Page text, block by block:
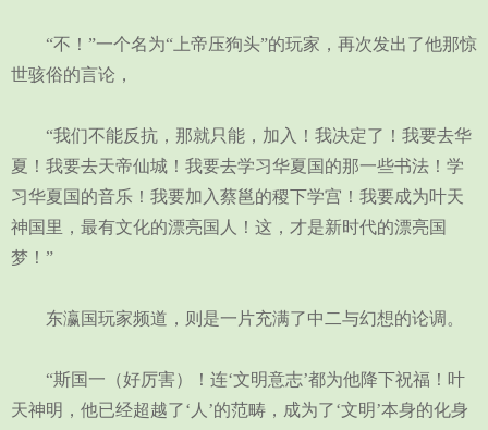
“不！”一个名为“上帝压狗头”的玩家，再次发出了他那惊
世骇俗的言论，
“我们不能反抗，那就只能，加入！我决定了！我要去华
夏！我要去天帝仙城！我要去学习华夏国的那一些书法！学
习华夏国的音乐！我要加入蔡邕的稷下学宫！我要成为叶天
神国里，最有文化的漂亮国人！这，才是新时代的漂亮国
梦！”
东瀛国玩家频道，则是一片充满了中二与幻想的论调。
“斯国一（好厉害）！连‘文明意志’都为他降下祝福！叶
天神明，他已经超越了‘人’的范畴，成为了‘文明’本身的化身